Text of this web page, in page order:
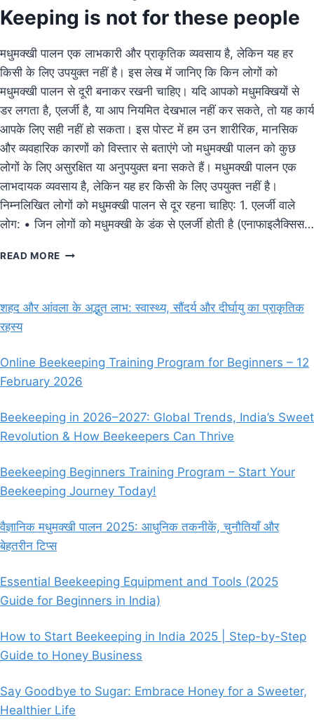
Keeping is not for these people
मधुमक्खी पालन एक लाभकारी और प्राकृतिक व्यवसाय है, लेकिन यह हर
किसी के लिए उपयुक्त नहीं है। इस लेख में जानिए कि किन लोगों को
मधुमक्खी पालन से दूरी बनाकर रखनी चाहिए। यदि आपको मधुमक्खियों से
डर लगता है, एलर्जी है, या आप नियमित देखभाल नहीं कर सकते, तो यह कार्य
आपके लिए सही नहीं हो सकता। इस पोस्ट में हम उन शारीरिक, मानसिक
और व्यवहारिक कारणों को विस्तार से बताएंगे जो मधुमक्खी पालन को कुछ
लोगों के लिए असुरक्षित या अनुपयुक्त बना सकते हैं। मधुमक्खी पालन एक
लाभदायक व्यवसाय है, लेकिन यह हर किसी के लिए उपयुक्त नहीं है।
निम्नलिखित लोगों को मधुमक्खी पालन से दूर रहना चाहिए: 1. एलर्जी वाले
लोग: • जिन लोगों को मधुमक्खी के डंक से एलर्जी होती है (एनाफाइलैक्सिस…
READ MORE मधुमक्खी
रहें
BEE
KEEPING
IS
FOR
THESE
PEOPLE
शहद और आंवला के अद्भुत लाभ: स्वास्थ्य, सौंदर्य और दीर्घायु का प्राकृतिक
रहस्य
Online Beekeeping Training Program for Beginners – 12
February 2026
Beekeeping in 2026–2027: Global Trends, India’s Sweet
Revolution & How Beekeepers Can Thrive
Beekeeping Beginners Training Program – Start Your
Beekeeping Journey Today!
वैज्ञानिक मधुमक्खी पालन 2025: आधुनिक तकनीकें, चुनौतियाँ और
बेहतरीन टिप्स
Essential Beekeeping Equipment and Tools (2025
Guide for Beginners in India)
How to Start Beekeeping in India 2025 | Step-by-Step
Guide to Honey Business
Say Goodbye to Sugar: Embrace Honey for a Sweeter,
Healthier Life